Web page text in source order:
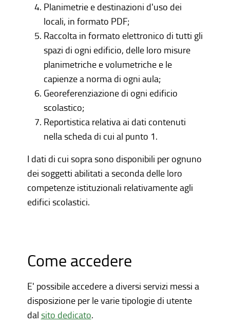
Planimetrie e destinazioni d'uso dei
locali, in formato PDF;
Raccolta in formato elettronico di tutti gli
spazi di ogni edificio, delle loro misure
planimetriche e volumetriche e le
capienze a norma di ogni aula;
Georeferenziazione di ogni edificio
scolastico;
Reportistica relativa ai dati contenuti
nella scheda di cui al punto 1.
I dati di cui sopra sono disponibili per ognuno
dei soggetti abilitati a seconda delle loro
competenze istituzionali relativamente agli
edifici scolastici.
Come accedere
E' possibile accedere a diversi servizi messi a
disposizione per le varie tipologie di utente
dal sito dedicato.